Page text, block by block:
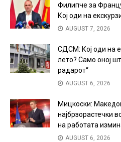
Филипче за
Кој оди на
AUGUST 7, 2026
СДСМ: Кој оди на
лето? Само оној
радарот“
AUGUST 6, 2026
Мицкоски:
најбрзорастечки
на работата
AUGUST 6, 2026